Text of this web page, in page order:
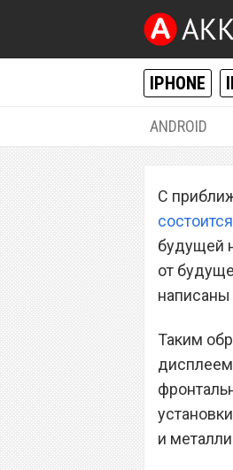
IPHONE
ANDROID
С
будущей
от
написаны
Таким
и